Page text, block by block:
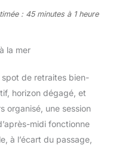
: 45 minutes à 1 heure
la mer
spot de retraites bien-
horizon dégagé, et
organisé, une session
midi fonctionne
à l’écart du passage,